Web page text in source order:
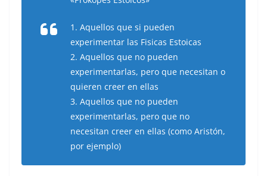
1. Aquellos que si pueden
experimentar las Fisicas Estoicas
2. Aquellos que no pueden
experimentarlas, pero que necesitan o
quieren creer en ellas
3. Aquellos que no pueden
experimentarlas, pero que no
necesitan creer en ellas (como Aristón,
por ejemplo)